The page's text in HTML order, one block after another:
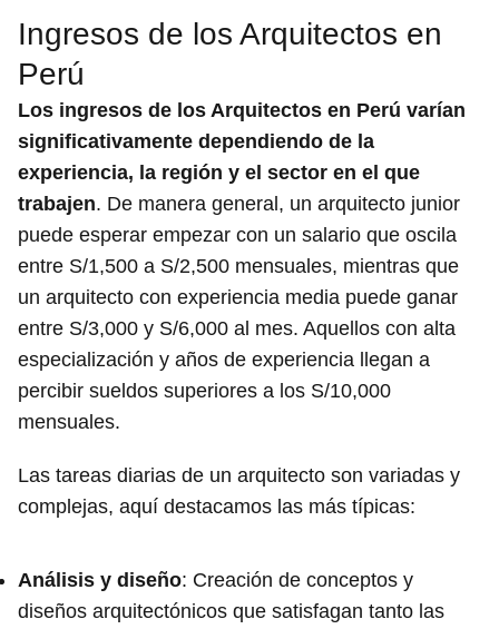
Ingresos de los Arquitectos en
Perú
Los ingresos de los Arquitectos en Perú varían
significativamente dependiendo de la
experiencia, la región y el sector en el que
trabajen. De manera general, un arquitecto junior
puede esperar empezar con un salario que oscila
entre S/1,500 a S/2,500 mensuales, mientras que
un arquitecto con experiencia media puede ganar
entre S/3,000 y S/6,000 al mes. Aquellos con alta
especialización y años de experiencia llegan a
percibir sueldos superiores a los S/10,000
mensuales.
Las tareas diarias de un arquitecto son variadas y
complejas, aquí destacamos las más típicas:
Análisis y diseño: Creación de conceptos y
diseños arquitectónicos que satisfagan tanto las